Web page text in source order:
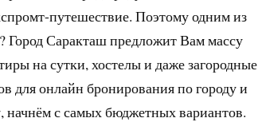
путешествие. Поэтому одним из
Город Саракташ предложит Вам массу
на сутки, хостелы и даже загородные
для онлайн бронирования по городу и
начнём с самых бюджетных вариантов.